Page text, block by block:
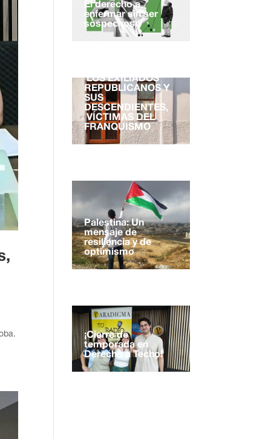
El derecho a
enfermar sin ser
sospechoso
LOS EXILIADOS
REPUBLICANOS Y
SUS
DESCENDIENTES,
VÍCTIMAS DEL
FRANQUISMO
Palestina: Un
mensaje de
resiliencia y de
optimismo
¡Cierre de
temporada en
Derecho a Techo!